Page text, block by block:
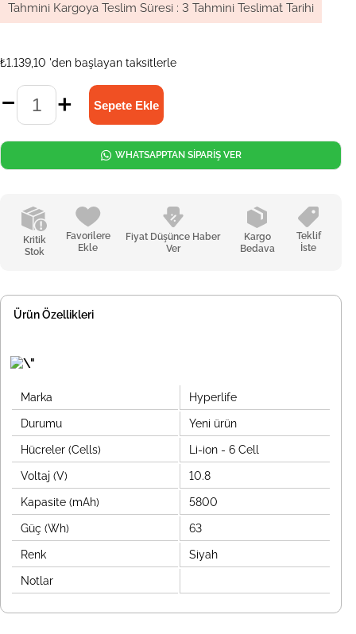
Tahmini Kargoya Teslim Süresi : 3 Tahmini Teslimat Tarihi
₺1.139,10 'den başlayan taksitlerle
Kritik
Stok
Favorilere
Ekle
Fiyat Düşünce Haber
Ver
Kargo
Bedava
Teklif
İste
WHATSAPPTAN SİPARİŞ VER
Ürün Özellikleri
Marka Hyperlife
Durumu Yeni ürün
Hücreler (Cells) Li-ion - 6 Cell
Voltaj (V) 10.8
Kapasite (mAh) 5800
Güç (Wh) 63
Renk Siyah
Notlar